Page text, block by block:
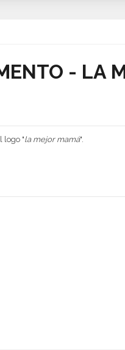
- LA
logo "la mejor mamá".